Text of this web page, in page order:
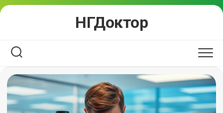
Перейти
НГДоктор